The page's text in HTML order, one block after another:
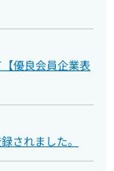
優良会員企業表
されました。